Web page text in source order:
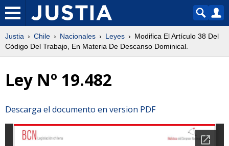
Justia Chile Nacionales Leyes
Modifica El Artículo 38 Del
Código Del Trabajo, En Materia De Descanso Dominical.
Ley Nº 19.482
Descarga el documento en version PDF